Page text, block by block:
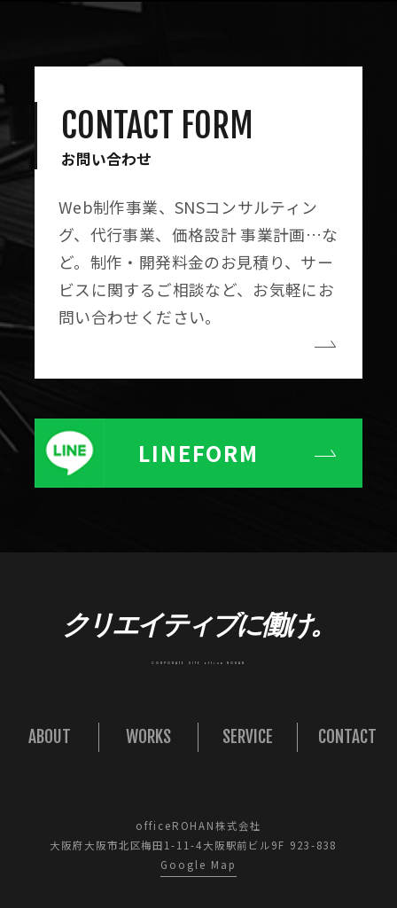
CONTACT FORM
お問い合わせ
Web制作事業、SNSコンサルティン
グ、代行事業、価格設計 事業計画…な
ど。制作・開発料金のお見積り、サー
ビスに関するご相談など、お気軽にお
問い合わせください。
LINEFORM
クリエイティブに働け。
CORPORATE SITE office ROHAN
ABOUT WORKS SERVICE CONTACT
officeROHAN株式会社
大阪府大阪市北区梅田1-11-4大阪駅前ビル9F 923-838
Google Map